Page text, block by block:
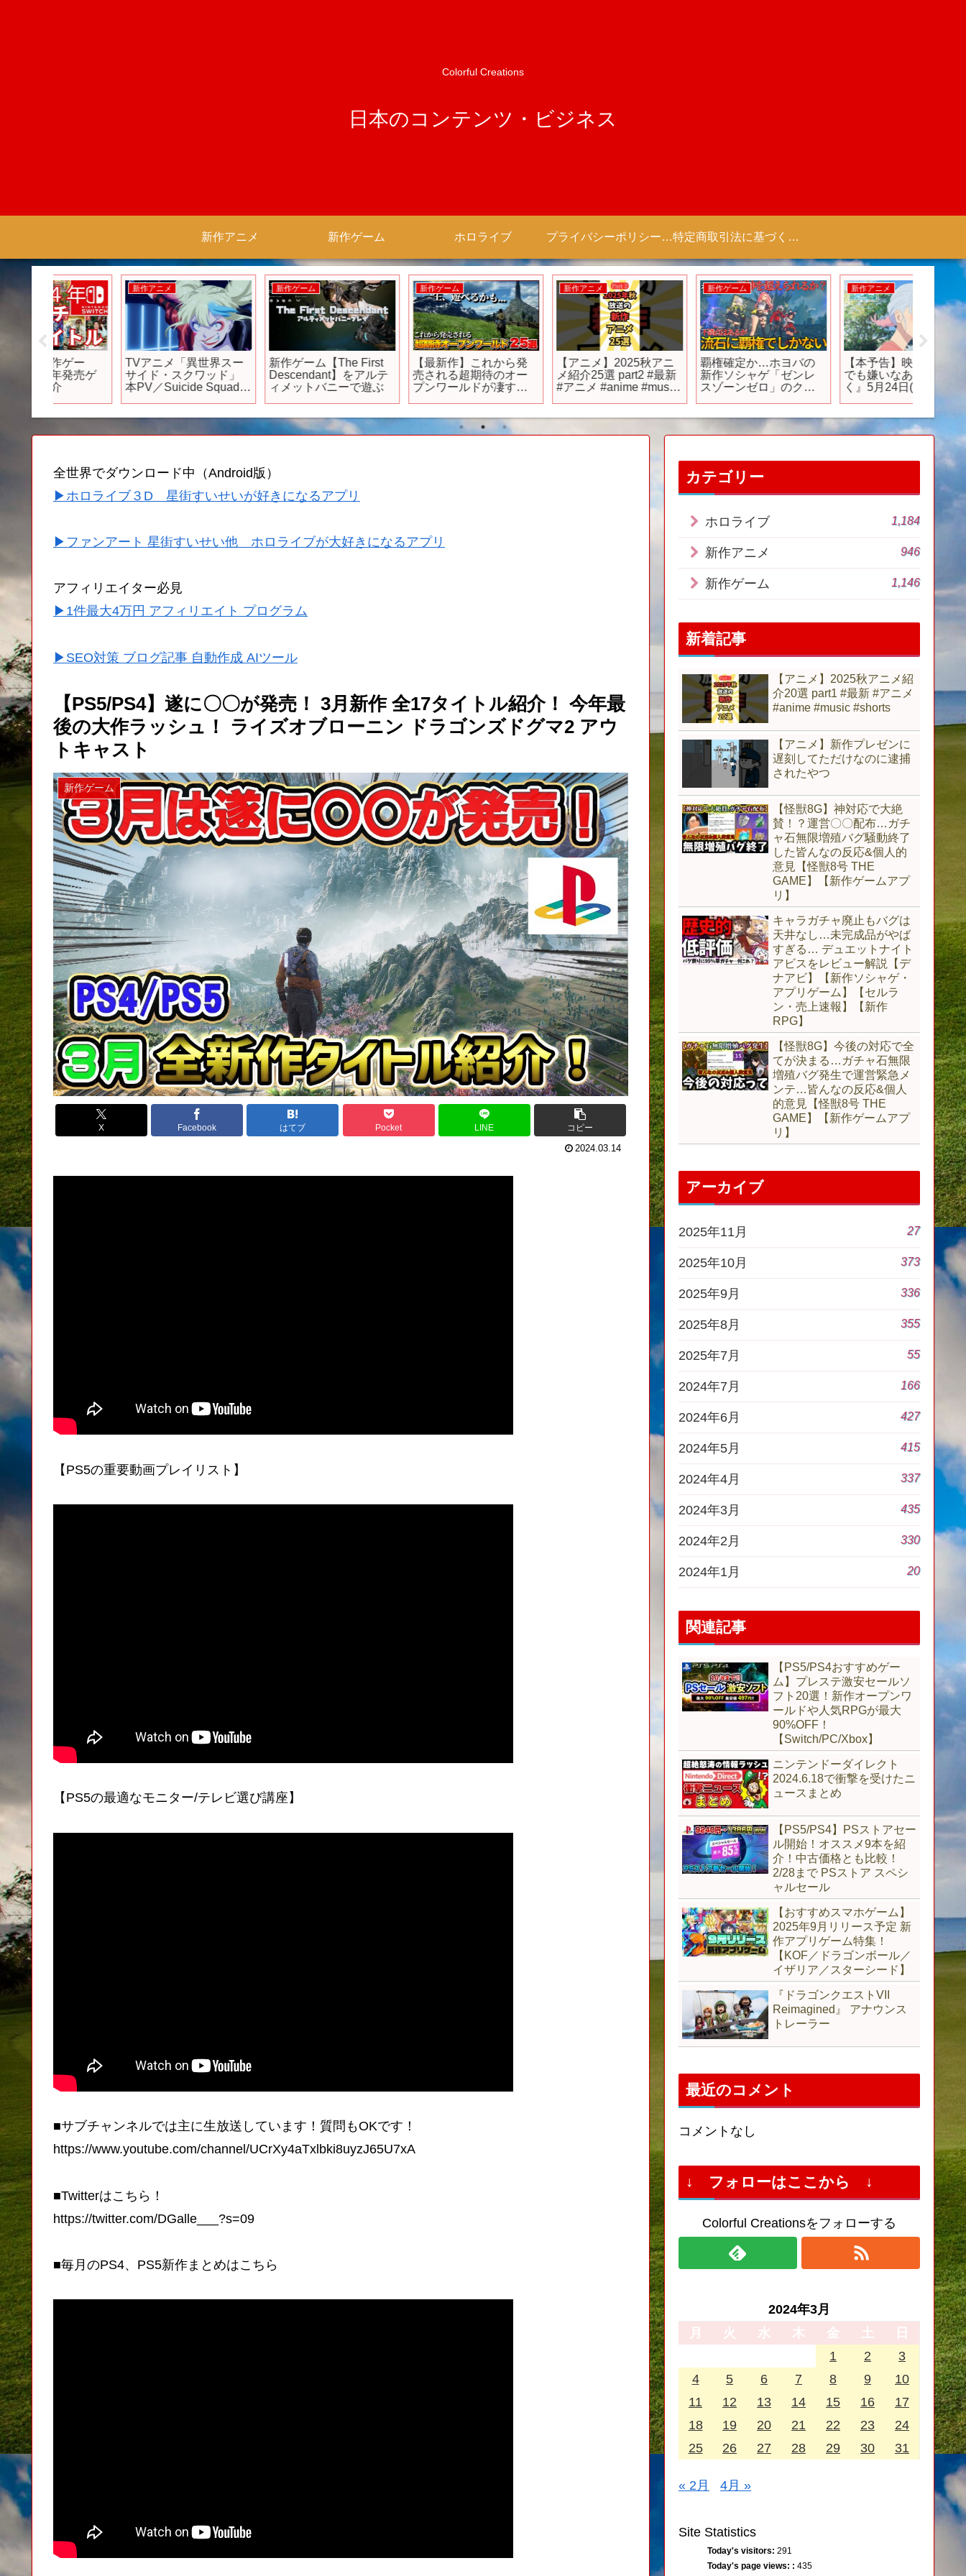
Colorful Creations
日本のコンテンツ・ビジネス
新作アニメ 新作ゲーム ホロライブ プライバシーポリシー 【Colorful Creation】 特定商取引法に基づく表記（商取引に関する開示）
新作アニメ
TVアニメ「異世界スー
サイド・スクワッド」
本PV／Suicide Squad
新作ゲーム
新作ゲーム【The First
Descendant】をアルテ
ィメットバニーで遊ぶ
新作ゲーム
【最新作】これから発
売される超期待のオー
プンワールドが凄すぎ
】
新作アニメ
【アニメ】2025秋アニ
メ紹介25選 part2 #最新
#アニメ #anime #music
新作ゲーム
覇権確定か…ホヨバの
新作ソシャゲ「ゼンレ
スゾーンゼロ」のクオ
けすぎだろ！！事前登
録も2000万超えで異次
【ゼンゼロ】【ZZZ】
新作アニメ
【本予告】映画『好き
でも嫌いなあまのじゃ
く』5月24日(金)公開
見出し
全世界でダウンロード中（Android版）
▶ホロライブ３D 星街すいせいが好きになるアプリ
▶ファンアート 星街すいせい他 ホロライブが大好きになるアプリ
アフィリエイター必見
▶1件最大4万円 アフィリエイト プログラム
▶SEO対策 ブログ記事 自動作成 AIツール
【PS5/PS4】遂に〇〇が発売！ 3月新作 全17タイトル紹介！ 今年最
後の大作ラッシュ！ ライズオブローニン ドラゴンズドグマ2 アウ
トキャスト
新作ゲーム
X Facebook はてブ Pocket LINE コピー
2024.03.14
【PS5の重要動画プレイリスト】
【PS5の最適なモニター/テレビ選び講座】
■サブチャンネルでは主に生放送しています！質問もOKです！
https://www.youtube.com/channel/UCrXy4aTxlbki8uyzJ65U7xA
■Twitterはこちら！
https://twitter.com/DGalle___?s=09
■毎月のPS4、PS5新作まとめはこちら
カテゴリー
ホロライブ 1,184
新作アニメ 946
新作ゲーム 1,146
新着記事
【アニメ】2025秋アニメ紹
介20選 part1 #最新 #アニメ
#anime #music #shorts
【アニメ】新作プレゼンに
遅刻してただけなのに逮捕
されたやつ
【怪獣8G】神対応で大絶
賛！？運営〇〇配布…ガチ
ャ石無限増殖バグ騒動終了
した皆んなの反応&個人的
意見【怪獣8号 THE
GAME】【新作ゲームアプ
リ】
キャラガチャ廃止もバグは
天井なし…未完成品がやば
すぎる… デュエットナイト
アビスをレビュー解説【デ
ナアビ】【新作ソシャゲ・
アプリゲーム】【セルラ
ン・売上速報】【新作
RPG】
【怪獣8G】今後の対応で全
てが決まる…ガチャ石無限
増殖バグ発生で運営緊急メ
ンテ…皆んなの反応&個人
的意見【怪獣8号 THE
GAME】【新作ゲームアプ
リ】
アーカイブ
2025年11月 27
2025年10月 373
2025年9月 336
2025年8月 355
2025年7月 55
2024年7月 166
2024年6月 427
2024年5月 415
2024年4月 337
2024年3月 435
2024年2月 330
2024年1月 20
関連記事
【PS5/PS4おすすめゲー
ム】プレステ激安セールソ
フト20選！新作オープンワ
ールドや人気RPGが最大
90%OFF！
【Switch/PC/Xbox】
ニンテンドーダイレクト
2024.6.18で衝撃を受けたニ
ュースまとめ
【PS5/PS4】PSストアセー
ル開始！オススメ9本を紹
介！中古価格とも比較！
2/28まで PSストア スペシ
ャルセール
【おすすめスマホゲーム】
2025年9月リリース予定 新
作アプリゲーム特集！
【KOF／ドラゴンボール／
イザリア／スターシード】
『ドラゴンクエストVII
Reimagined』 アナウンス
トレーラー
最近のコメント
コメントなし
↓ フォローはここから ↓
Colorful Creationsをフォローする
2024年3月
月
火 水 木 金 土
日
1
2
3
4
5 6 7 8 9
10
11
12 13 14 15 16
17
18
19 20 21 22 23
24
25
26 27 28 29 30 31
« 2月 4月 »
Site Statistics
Today's visitors: 291
Today's page views: : 435